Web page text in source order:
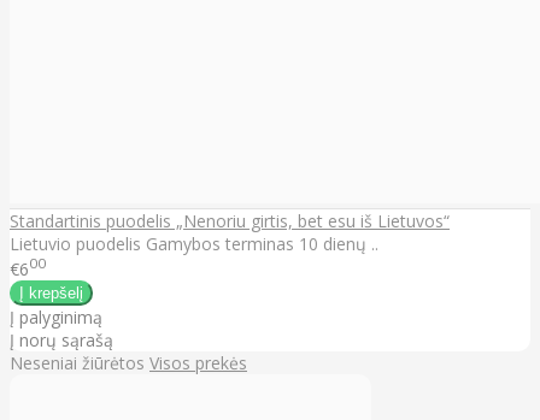
Standartinis puodelis „Nenoriu girtis, bet esu iš Lietuvos“
Lietuvio puodelis Gamybos terminas 10 dienų ..
€600
Į palyginimą
Į norų sąrašą
Neseniai žiūrėtos Visos prekės